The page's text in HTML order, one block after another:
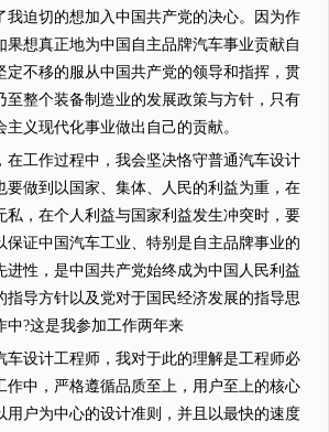
我迫切的想加入中国共产党的决心。因为作
果想真正地为中国自主品牌汽车事业贡献自
定不移的服从中国共产党的领导和指挥，贯
至整个装备制造业的发展政策与方针，只有
义现代化事业做出自己的贡献。
工作过程中，我会坚决恪守普通汽车设计
要做到以国家、集体、人民的利益为重，在
私，在个人利益与国家利益发生冲突时，要
保证中国汽车工业、特别是自主品牌事业的
进性，是中国共产党始终成为中国人民利益
指导方针以及党对于国民经济发展的指导思
中?这是我参加工作两年来
设计工程师，我对于此的理解是工程师必
作中，严格遵循品质至上，用户至上的核心
用户为中心的设计准则，并且以最快的速度